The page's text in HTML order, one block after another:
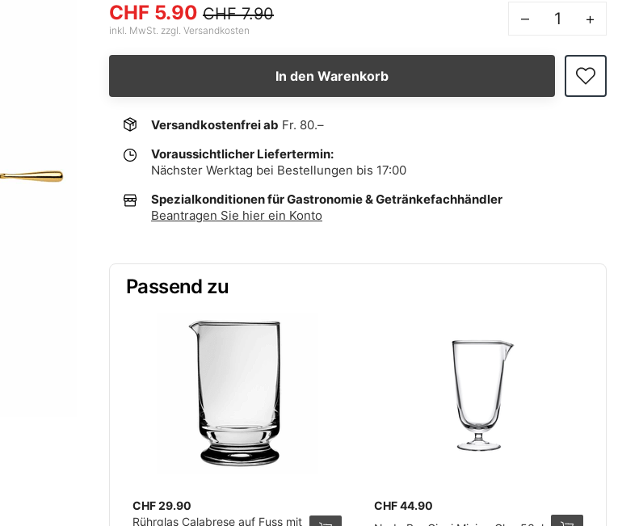
CHF 5.90 CHF 7.90
inkl. MwSt. zzgl. Versandkosten
– +
In den Warenkorb
Versandkostenfrei ab Fr. 80.–
Voraussichtlicher Liefertermin:
Nächster Werktag bei Bestellungen bis 17:00
Spezialkonditionen für Gastronomie & Getränkefachhändler
Beantragen Sie hier ein Konto
Passend zu
CHF 29.90
Rührglas Calabrese auf Fuss mit
CHF 44.90